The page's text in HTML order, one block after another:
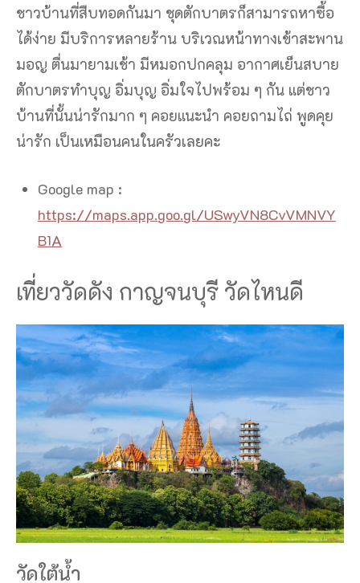
ชาวบ้านที่สืบทอดกันมา ชุดตักบาตรก็สามารถหาซื้อ
ได้ง่าย มีบริการหลายร้าน บริเวณหน้าทางเข้าสะพาน
มอญ ตื่นมายามเช้า มีหมอกปกคลุม อากาศเย็นสบาย
ตักบาตรทำบุญ อิ่มบุญ อิ่มใจไปพร้อม ๆ กัน แต่ชาว
บ้านที่นั้นน่ารักมาก ๆ คอยแนะนำ คอยถามไถ่ พูดคุย
น่ารัก เป็นเหมือนคนในครัวเลยคะ
Google map :
https://maps.app.goo.gl/USwyVN8CvVMNVY
B1A
เที่ยววัดดัง กาญจนบุรี วัดไหนดี
วัดใต้น้ำ